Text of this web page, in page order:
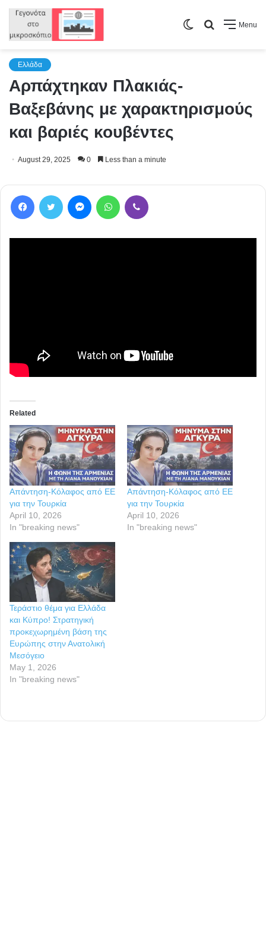
Menu
Search
Switch
Ελλάδα
Αρπάχτηκαν Πλακιάς-
Βαξεβάνης με χαρακτηρισμούς
και βαριές κουβέντες
August 29, 2025 0 Less than a minute
Related
Απάντηση-Κόλαφος από ΕΕ
για την Τουρκία
April 10, 2026
In "breaking news"
Απάντηση-Κόλαφος από ΕΕ
για την Τουρκία
April 10, 2026
In "breaking news"
Τεράστιο θέμα για Ελλάδα
και Κύπρο! Στρατηγική
προκεχωρημένη βάση της
Ευρώπης στην Ανατολική
Μεσόγειο
May 1, 2026
In "breaking news"